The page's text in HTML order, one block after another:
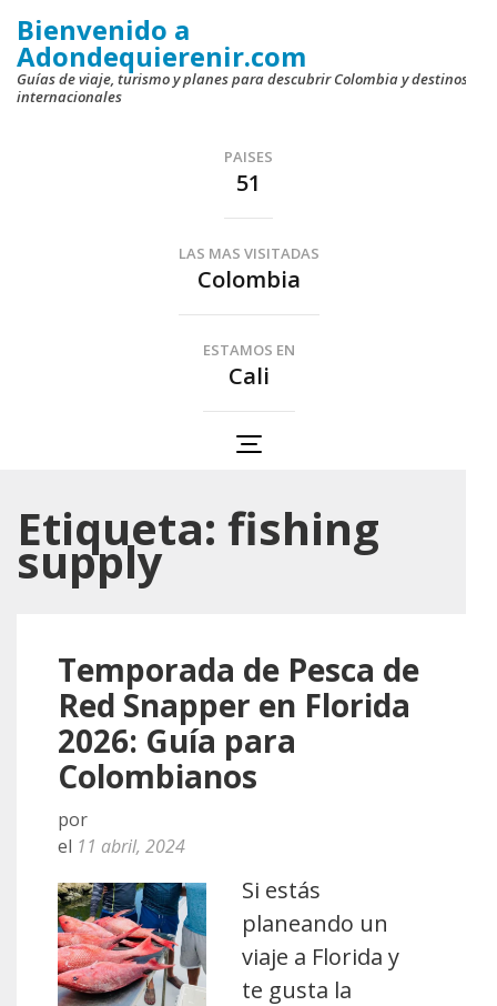
Saltar
contenido
Bienvenido a
Adondequierenir.com
Guías de viaje, turismo y planes para descubrir Colombia y destinos
internacionales
PAISES
51
LAS MAS VISITADAS
Colombia
ESTAMOS EN
Cali
Etiqueta: fishing
supply
Temporada de Pesca de
Red Snapper en Florida
2026: Guía para
Colombianos
por
el 11 abril, 2024
Si estás
planeando un
viaje a Florida y
te gusta la